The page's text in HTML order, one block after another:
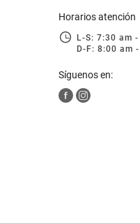
Horarios atención
L-S: 7:30 am
D-F: 8:00 am
Síguenos en: